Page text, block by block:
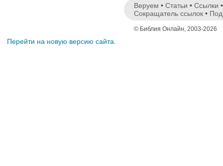
Веруем • Статьи • Ссылки
Сокращатель ссылок •
© Библия Онлайн, 2003-2026
Перейти на новую версию сайта.